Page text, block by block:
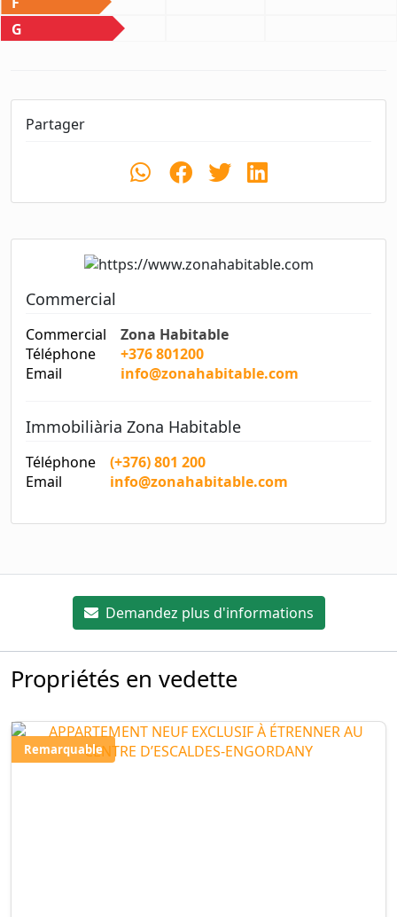
G
Partager
Commercial
Commercial
Zona Habitable
Téléphone
+376 801200
Email
info@zonahabitable.com
Immobiliària Zona Habitable
Téléphone
(+376) 801 200
Email
info@zonahabitable.com
Demandez plus d'informations
Propriétés en vedette
Remarquable